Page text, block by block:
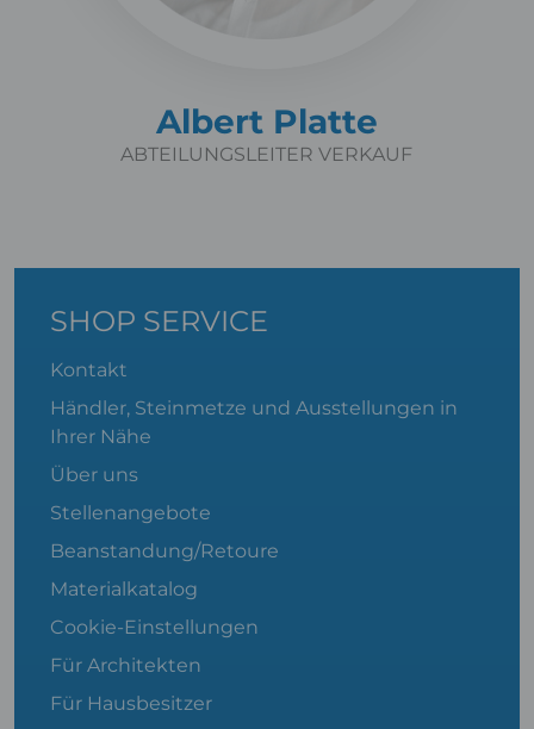
Albert Platte
ABTEILUNGSLEITER VERKAUF
SHOP SERVICE
Kontakt
Händler, Steinmetze und Ausstellungen in
Ihrer Nähe
Über uns
Stellenangebote
Beanstandung/Retoure
Materialkatalog
Cookie-Einstellungen
Für Architekten
Für Hausbesitzer